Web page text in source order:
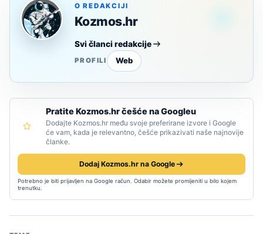
O REDAKCIJI
Kozmos.hr
Svi članci redakcije
PROFILI Web
Pratite Kozmos.hr češće na Googleu
Dodajte Kozmos.hr među svoje preferirane izvore i Google
će vam, kada je relevantno, češće prikazivati naše najnovije
članke.
Dodaj Kozmos.hr na Google
Potrebno je biti prijavljen na Google račun. Odabir možete promijeniti u bilo kojem
trenutku.